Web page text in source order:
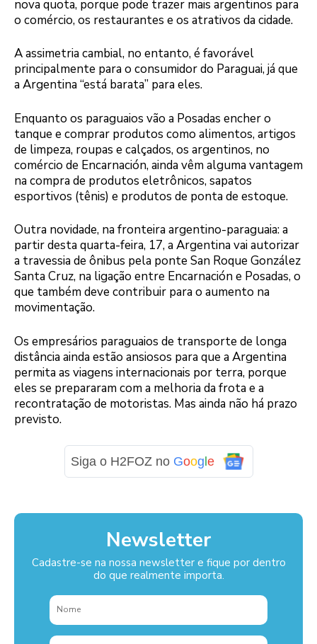
nova quota, porque pode trazer mais argentinos para
o comércio, os restaurantes e os atrativos da cidade.
A assimetria cambial, no entanto, é favorável
principalmente para o consumidor do Paraguai, já que
a Argentina “está barata” para eles.
Enquanto os paraguaios vão a Posadas encher o
tanque e comprar produtos como alimentos, artigos
de limpeza, roupas e calçados, os argentinos, no
comércio de Encarnación, ainda vêm alguma vantagem
na compra de produtos eletrônicos, sapatos
esportivos (tênis) e produtos de ponta de estoque.
Outra novidade, na fronteira argentino-paraguaia: a
partir desta quarta-feira, 17, a Argentina vai autorizar
a travessia de ônibus pela ponte San Roque González
Santa Cruz, na ligação entre Encarnación e Posadas, o
que também deve contribuir para o aumento na
movimentação.
Os empresários paraguaios de transporte de longa
distância ainda estão ansiosos para que a Argentina
permita as viagens internacionais por terra, porque
eles se prepararam com a melhoria da frota e a
recontratação de motoristas. Mas ainda não há prazo
previsto.
Siga o H2FOZ no Goog e
Newsletter
Cadastre-se na nossa newsletter e fique por dentro
do que realmente importa.